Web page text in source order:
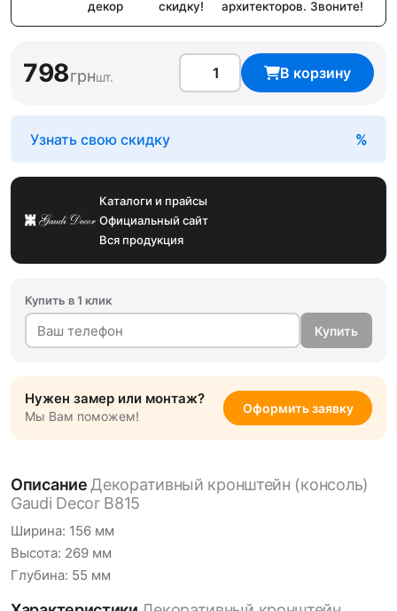
декор
скидку!
архитекторов. Звоните!
798грншт. В корзину
Узнать свою скидку
Каталоги и прайсы
Официальный сайт
Вся продукция
Купить в 1 клик
Купить
Нужен замер или монтаж?
Мы Вам поможем!
Оформить заявку
ОписаниеДекоративный кронштейн (консоль)
Gaudi Decor B815
Ширина: 156 мм
Высота: 269 мм
Глубина: 55 мм